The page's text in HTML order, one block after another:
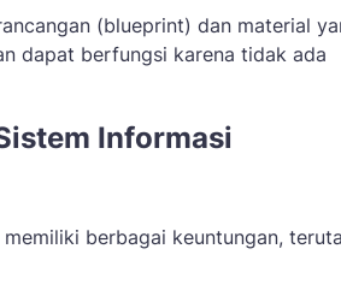
(blueprint) dan material
dapat berfungsi karena tidak ada
Informasi
berbagai keuntungan,